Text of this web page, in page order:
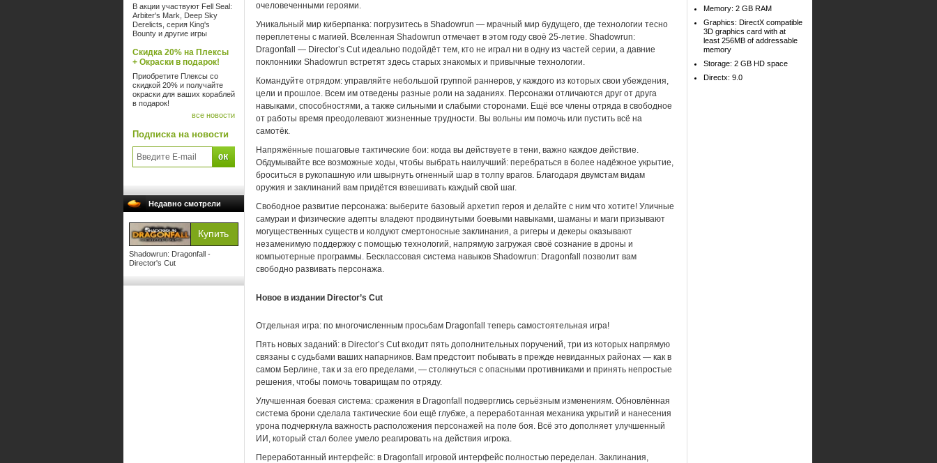
В акции участвуют Fell Seal:
Arbiter's Mark, Deep Sky
Derelicts, серия King's
Bounty и другие игры
Скидка 20% на Плексы
+ Окраски в подарок!
Приобретите Плексы со
скидкой 20% и получайте
окраски для ваших кораблей
в подарок!
все новости
Подписка на новости
Недавно смотрели
Shadowrun: Dragonfall -
Director's Cut
очеловеченными героями.
Уникальный мир киберпанка: погрузитесь в Shadowrun — мрачный мир будущего, где технологии тесно
переплетены с магией. Вселенная Shadowrun отмечает в этом году своё 25-летие. Shadowrun:
Dragonfall — Director’s Cut идеально подойдёт тем, кто не играл ни в одну из частей серии, а давние
поклонники Shadowrun встретят здесь старых знакомых и привычные технологии.
Командуйте отрядом: управляйте небольшой группой раннеров, у каждого из которых свои убеждения,
цели и прошлое. Всем им отведены разные роли на заданиях. Персонажи отличаются друг от друга
навыками, способностями, а также сильными и слабыми сторонами. Ещё все члены отряда в свободное
от работы время преодолевают жизненные трудности. Вы вольны им помочь или пустить всё на
самотёк.
Напряжённые пошаговые тактические бои: когда вы действуете в тени, важно каждое действие.
Обдумывайте все возможные ходы, чтобы выбрать наилучший: перебраться в более надёжное укрытие,
броситься в рукопашную или швырнуть огненный шар в толпу врагов. Благодаря двумстам видам
оружия и заклинаний вам придётся взвешивать каждый свой шаг.
Свободное развитие персонажа: выберите базовый архетип героя и делайте с ним что хотите! Уличные
самураи и физические адепты владеют продвинутыми боевыми навыками, шаманы и маги призывают
могущественных существ и колдуют смертоносные заклинания, а ригеры и декеры оказывают
незаменимую поддержку с помощью технологий, напрямую загружая своё сознание в дроны и
компьютерные программы. Бесклассовая система навыков Shadowrun: Dragonfall позволит вам
свободно развивать персонажа.
Новое в издании Director’s Cut
Отдельная игра: по многочисленным просьбам Dragonfall теперь самостоятельная игра!
Пять новых заданий: в Director’s Cut входит пять дополнительных поручений, три из которых напрямую
связаны с судьбами ваших напарников. Вам предстоит побывать в прежде невиданных районах — как в
самом Берлине, так и за его пределами, — столкнуться с опасными противниками и принять непростые
решения, чтобы помочь товарищам по отряду.
Улучшенная боевая система: сражения в Dragonfall подверглись серьёзным изменениям. Обновлённая
система брони сделала тактические бои ещё глубже, а переработанная механика укрытий и нанесения
урона подчеркнула важность расположения персонажей на поле боя. Всё это дополняет улучшенный
ИИ, который стал более умело реагировать на действия игрока.
Переработанный интерфейс: в Dragonfall игровой интерфейс полностью переделан. Заклинания,
Memory: 2 GB RAM
Graphics: DirectX compatible
3D graphics card with at
least 256MB of addressable
memory
Storage: 2 GB HD space
Directx: 9.0